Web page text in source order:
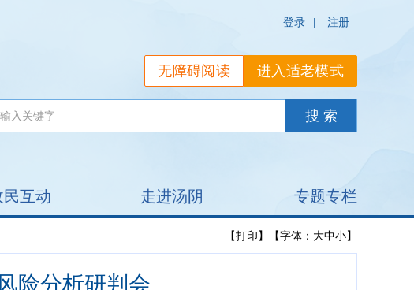
登录 | 注册
进入适老模式
无障碍阅读
民互动 走进汤阴 专题专栏
【打印】 【字体： 大中小】
险分析研判会